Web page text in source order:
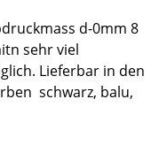
d-0mm 8
sehr viel
Lieferbar in den
schwarz, balu,